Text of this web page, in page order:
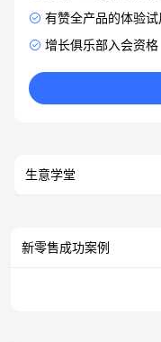
有赞全产品的体验
增长俱乐部入会资格
生意学堂
新零售成功案例